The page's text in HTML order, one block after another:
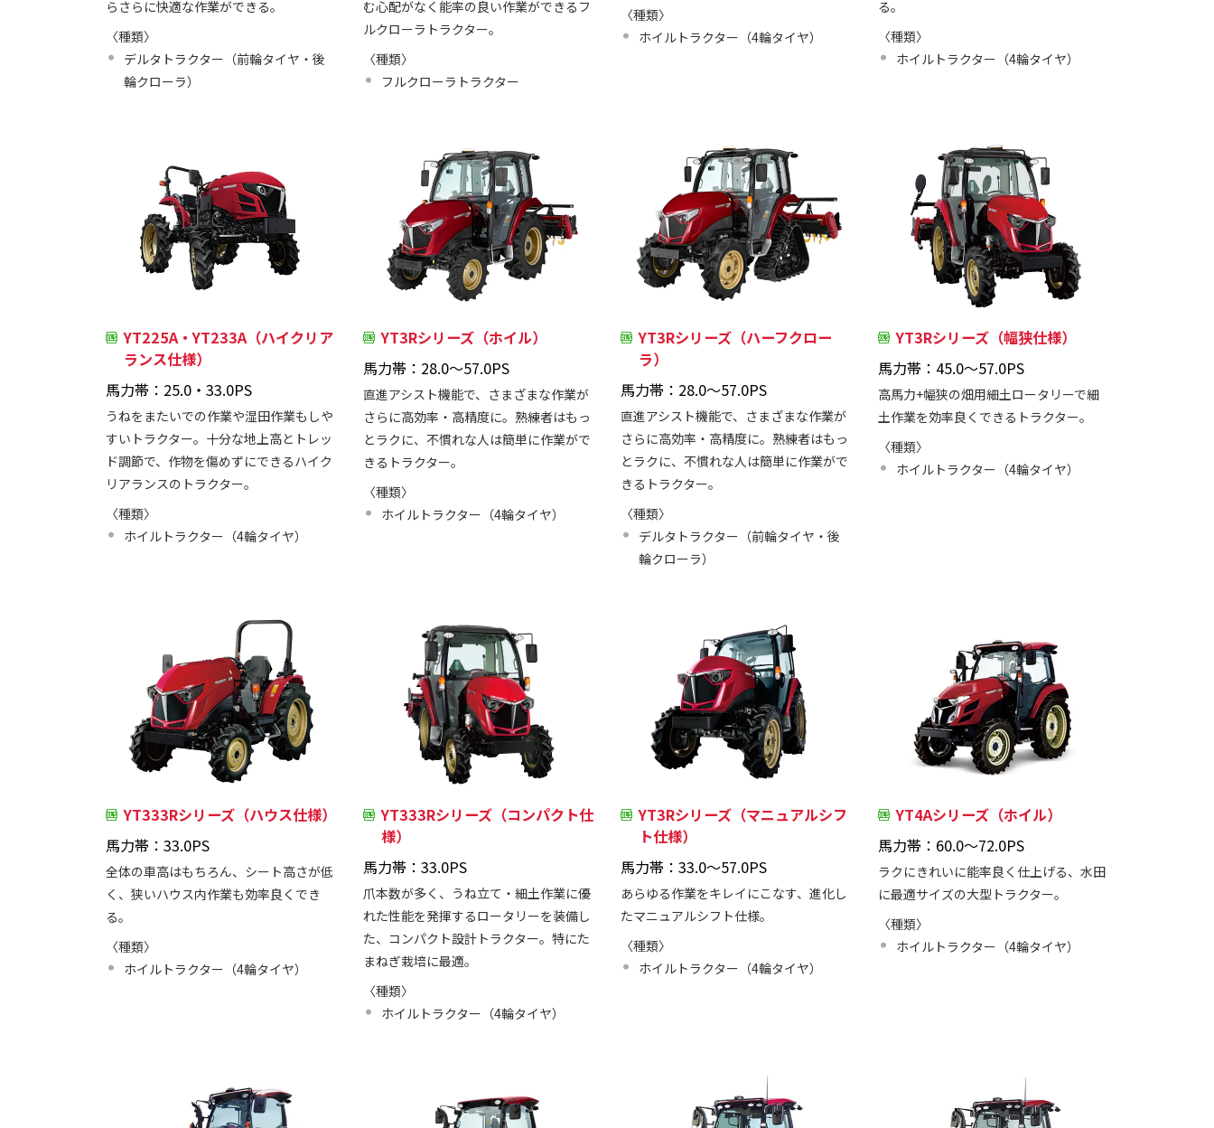
らさらに快適な作業ができる。
〈種類〉
デルタトラクター（前輪タイヤ・後
輪クローラ）
む心配がなく能率の良い作業ができるフ
ルクローラトラクター。
〈種類〉
フルクローラトラクター
〈種類〉
ホイルトラクター（4輪タイヤ）
る。
〈種類〉
ホイルトラクター（4輪タイヤ）
YT225A・YT233A（ハイクリア
ランス仕様）
馬力帯：25.0・33.0PS
うねをまたいでの作業や湿田作業もしや
すいトラクター。十分な地上高とトレッ
ド調節で、作物を傷めずにできるハイク
リアランスのトラクター。
〈種類〉
ホイルトラクター（4輪タイヤ）
YT3Rシリーズ（ホイル）
馬力帯：28.0～57.0PS
直進アシスト機能で、さまざまな作業が
さらに高効率・高精度に。熟練者はもっ
とラクに、不慣れな人は簡単に作業がで
きるトラクター。
〈種類〉
ホイルトラクター（4輪タイヤ）
YT3Rシリーズ（ハーフクロー
ラ）
馬力帯：28.0～57.0PS
直進アシスト機能で、さまざまな作業が
さらに高効率・高精度に。熟練者はもっ
とラクに、不慣れな人は簡単に作業がで
きるトラクター。
〈種類〉
デルタトラクター（前輪タイヤ・後
輪クローラ）
YT3Rシリーズ（幅狭仕様）
馬力帯：45.0～57.0PS
高馬力+幅狭の畑用細土ロータリーで細
土作業を効率良くできるトラクター。
〈種類〉
ホイルトラクター（4輪タイヤ）
YT333Rシリーズ（ハウス仕様）
馬力帯：33.0PS
全体の車高はもちろん、シート高さが低
く、狭いハウス内作業も効率良くでき
る。
〈種類〉
ホイルトラクター（4輪タイヤ）
YT333Rシリーズ（コンパクト仕
様）
馬力帯：33.0PS
爪本数が多く、うね立て・細土作業に優
れた性能を発揮するロータリーを装備し
た、コンパクト設計トラクター。特にた
まねぎ栽培に最適。
〈種類〉
ホイルトラクター（4輪タイヤ）
YT3Rシリーズ（マニュアルシフ
ト仕様）
馬力帯：33.0～57.0PS
あらゆる作業をキレイにこなす、進化し
たマニュアルシフト仕様。
〈種類〉
ホイルトラクター（4輪タイヤ）
YT4Aシリーズ（ホイル）
馬力帯：60.0～72.0PS
ラクにきれいに能率良く仕上げる、水田
に最適サイズの大型トラクター。
〈種類〉
ホイルトラクター（4輪タイヤ）